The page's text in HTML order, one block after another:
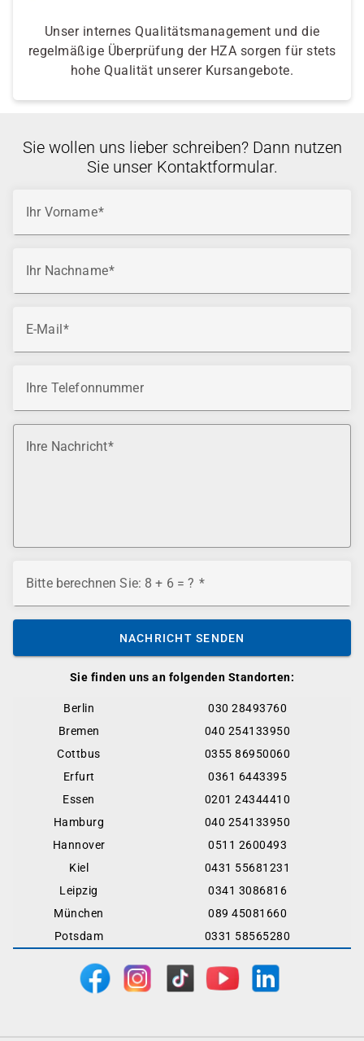
Unser internes Qualitätsmanagement und die
regelmäßige Überprüfung der HZA sorgen für stets
hohe Qualität unserer Kursangebote.
Sie finden uns an folgenden Standorten:
Berlin
030 28493760
Bremen
040 254133950
Cottbus
0355 86950060
Erfurt
0361 6443395
Essen
0201 24344410
Hamburg
040 254133950
Hannover
0511 2600493
Kiel
0431 55681231
Leipzig
0341 3086816
München
089 45081660
Potsdam
0331 58565280
Sie wollen uns lieber schreiben? Dann nutzen
Sie unser Kontaktformular.
Ihr Vorname
Ihr Nachname
E-Mail
Ihre Telefonnummer
Ihre Nachricht
Bitte berechnen Sie: 8 + 6 = ?
NACHRICHT SENDEN